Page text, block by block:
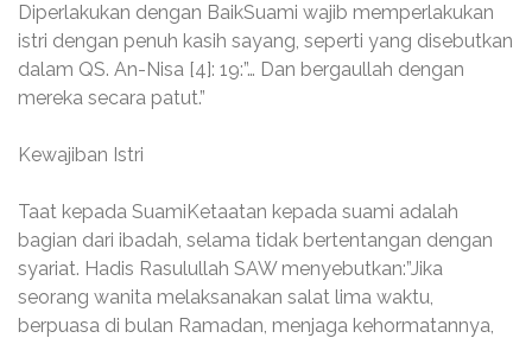
Diperlakukan dengan BaikSuami wajib memperlakukan
istri dengan penuh kasih sayang, seperti yang disebutkan
dalam QS. An-Nisa [4]: 19:”… Dan bergaullah dengan
mereka secara patut.”
Kewajiban Istri
Taat kepada SuamiKetaatan kepada suami adalah
bagian dari ibadah, selama tidak bertentangan dengan
syariat. Hadis Rasulullah SAW menyebutkan:”Jika
seorang wanita melaksanakan salat lima waktu,
berpuasa di bulan Ramadan, menjaga kehormatannya,